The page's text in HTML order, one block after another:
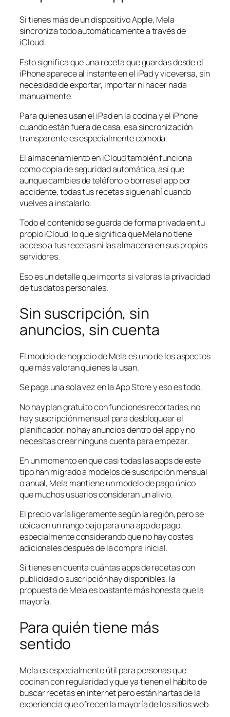
Si tienes más de un dispositivo Apple, Mela
sincroniza todo automáticamente a través de
iCloud.
Esto significa que una receta que guardas desde el
iPhone aparece al instante en el iPad y viceversa, sin
necesidad de exportar, importar ni hacer nada
manualmente.
Para quienes usan el iPad en la cocina y el iPhone
cuando están fuera de casa, esa sincronización
transparente es especialmente cómoda.
El almacenamiento en iCloud también funciona
como copia de seguridad automática, así que
aunque cambies de teléfono o borres el app por
accidente, todas tus recetas siguen ahí cuando
vuelves a instalarlo.
Todo el contenido se guarda de forma privada en tu
propio iCloud, lo que significa que Mela no tiene
acceso a tus recetas ni las almacena en sus propios
servidores.
Eso es un detalle que importa si valoras la privacidad
de tus datos personales.
Sin suscripción, sin
anuncios, sin cuenta
El modelo de negocio de Mela es uno de los aspectos
que más valoran quienes la usan.
Se paga una sola vez en la App Store y eso es todo.
No hay plan gratuito con funciones recortadas, no
hay suscripción mensual para desbloquear el
planificador, no hay anuncios dentro del app y no
necesitas crear ninguna cuenta para empezar.
En un momento en que casi todas las apps de este
tipo han migrado a modelos de suscripción mensual
o anual, Mela mantiene un modelo de pago único
que muchos usuarios consideran un alivio.
El precio varía ligeramente según la región, pero se
ubica en un rango bajo para una app de pago,
especialmente considerando que no hay costes
adicionales después de la compra inicial.
Si tienes en cuenta cuántas apps de recetas con
publicidad o suscripción hay disponibles, la
propuesta de Mela es bastante más honesta que la
mayoría.
Para quién tiene más
sentido
Mela es especialmente útil para personas que
cocinan con regularidad y que ya tienen el hábito de
buscar recetas en internet pero están hartas de la
experiencia que ofrecen la mayoría de los sitios web.